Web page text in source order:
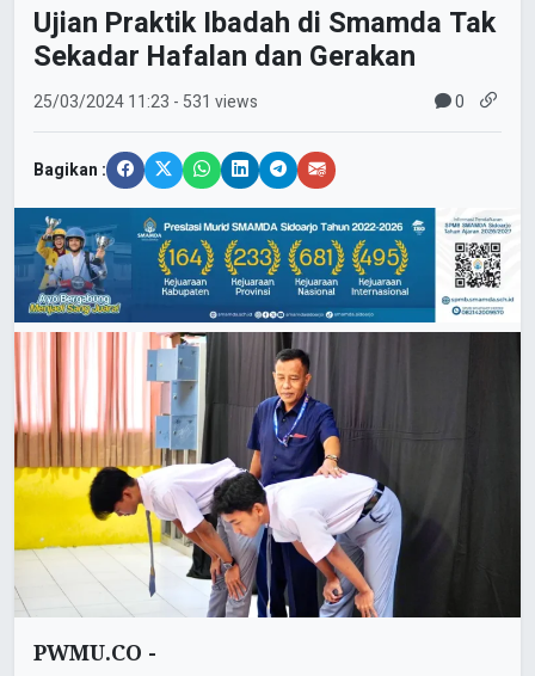
Ujian Praktik Ibadah di Smamda Tak
Sekadar Hafalan dan Gerakan
25/03/202411:23 - 531 views 0
Bagikan :
PWMU.CO -